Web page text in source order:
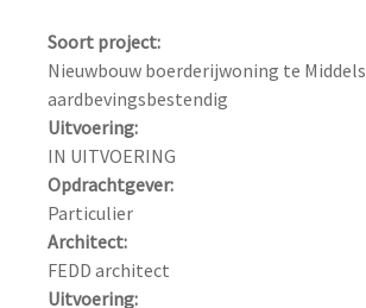
Soort project:
Nieuwbouw boerderijwoning te
Uitvoering:
Opdrachtgever:
Architect:
Uitvoering: